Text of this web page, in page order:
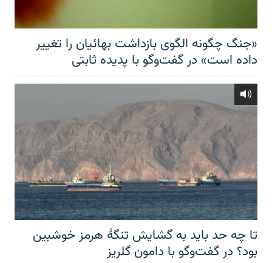
«جنگ چگونه الگوی بازداشت بهائیان را تغییر
داده است» در گفت‌وگو با پدیده ثابتی
تا چه حد باید به گشایش تنگهٔ هرمز خوشبین
بود؟ در گفت‌وگو با دامون گلریز